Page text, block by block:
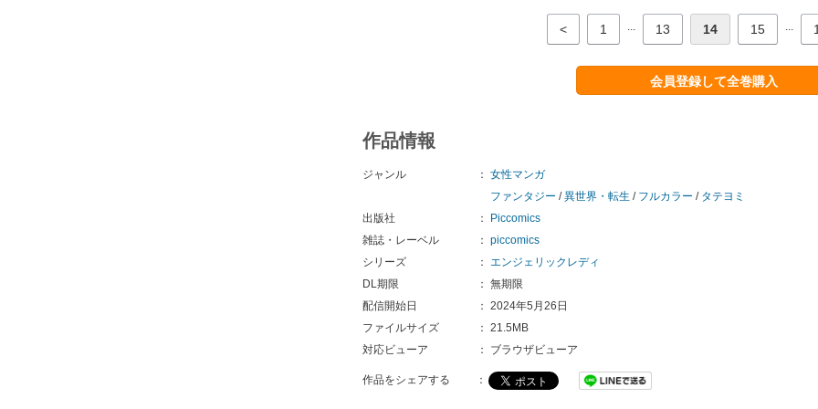
< 1 ... 13 14 15 ...
会員登録して全巻購入
作品情報
ジャンル ： 女性マンガ
ファンタジー /異世界・転生 / フルカラー / タテヨミ
出版社
：
Piccomics
雑誌・レーベル
： piccomics
シリーズ
： エンジェリックレディ
DL期限
： 無期限
配信開始日
： 2024年5月26日
ファイルサイズ
： 21.5MB
対応ビューア
： ブラウザビューア
作品をシェアする ：